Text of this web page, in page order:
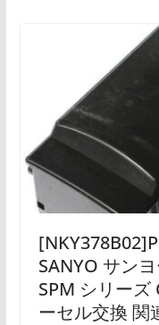
SANYO サン
SPM シリーズ
ーセル交換 関